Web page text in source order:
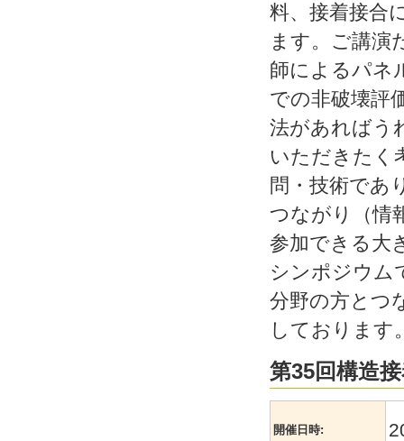
料、接着接合
ます。ご講演
師によるパネ
での非破壊評
法があればう
いただきたく
問・技術であ
つながり（情
参加できる大
シンポジウム
分野の方とつ
しております
第35回構造
開催日時: